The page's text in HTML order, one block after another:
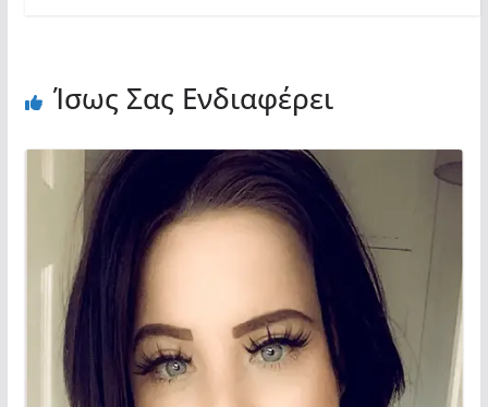
Ίσως Σας Ενδιαφέρει